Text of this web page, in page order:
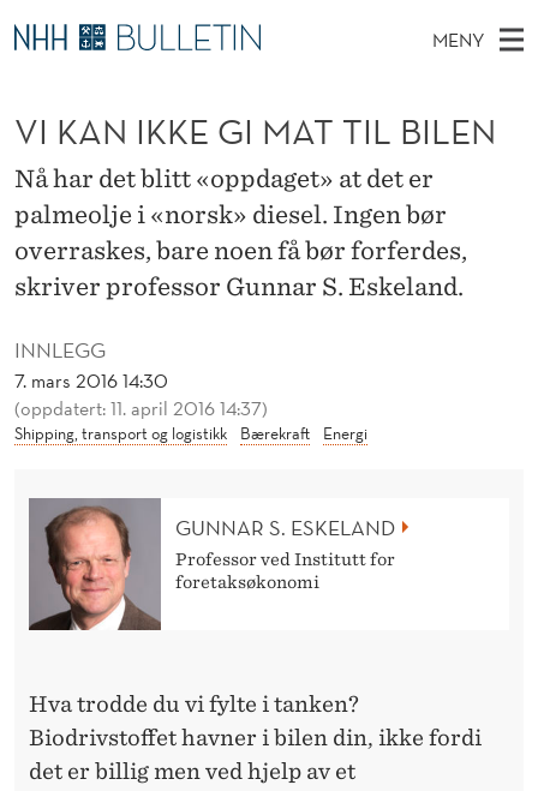
V
K
N
K
E
G
MENY
V
E
D
M
E
Y
K
E
T
T
S
E
E
Stipendiater og nye forskerprofiler
Disputaser
Ekspertutvalg
Om Bulletin
INNLEGG
7. mars 2016 14:30
(oppdatert: 11. april 2016 14:37)
Shipping, transport og logistikk Bærekraft Energi
VI KAN IKKE GI MAT TIL BILEN
Nå har det blitt «oppdaget» at det er
palmeolje i «norsk» diesel. Ingen bør
overraskes, bare noen få bør forferdes,
skriver professor Gunnar S. Eskeland.
GUNNAR S. ESKELAND
Professor ved Institutt for
foretaksøkonomi
Hva trodde du vi fylte i tanken?
Biodrivstoffet havner i bilen din, ikke fordi
det er billig men ved hjelp av et